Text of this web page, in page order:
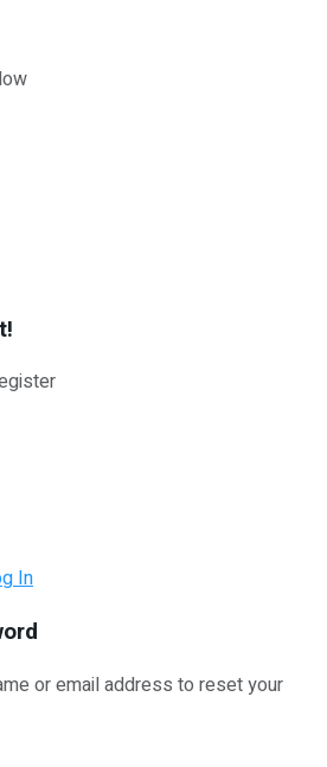
In
or email address to reset your